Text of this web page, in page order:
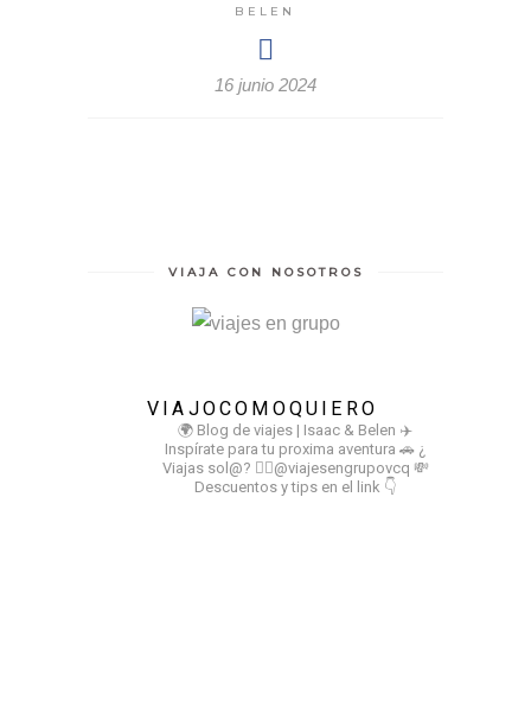
BELEN
16 junio 2024
VIAJA CON NOSOTROS
VIAJOCOMOQUIERO
🌍 Blog de viajes | Isaac & Belen ✈️
Inspírate para tu proxima aventura 🚗 ¿
Viajas sol@? 👉🏻@viajesengrupovcq 💸
Descuentos y tips en el link 👇